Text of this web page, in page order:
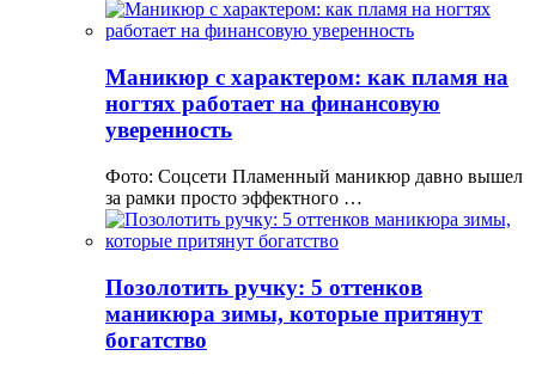
Маникюр с характером: как пламя на
ногтях работает на финансовую
уверенность
Фото: Соцсети Пламенный маникюр давно вышел
за рамки просто эффектного …
Позолотить ручку: 5 оттенков
маникюра зимы, которые притянут
богатство